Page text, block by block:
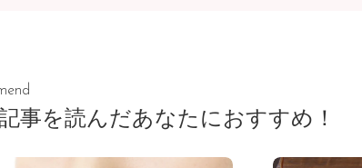
事を読んだあなたにおすすめ！